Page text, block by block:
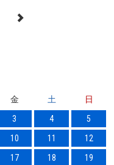
金 土
日
3 4
5
10 11
12
17 18
19